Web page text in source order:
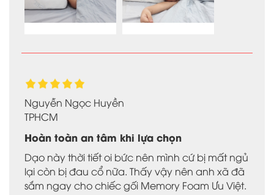
Nguyễn Ngọc Huyền
TPHCM
Hoàn toàn an tâm khi lựa chọn
Dạo này thời tiết oi bức nên mình cứ bị mất ngủ
lại còn bị đau cổ nữa. Thấy vậy nên anh xã đã
sắm ngay cho chiếc gối Memory Foam Ưu Việt.